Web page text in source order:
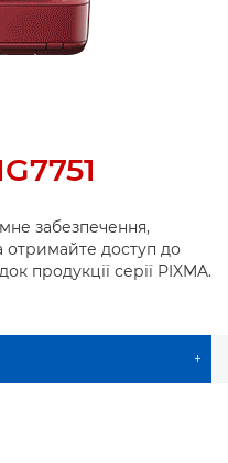
забезпечення,
отримайте доступ до
продукції серії PIXMA.
+